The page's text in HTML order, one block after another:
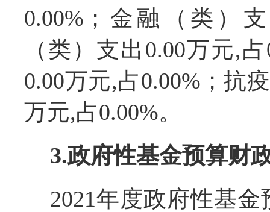
0.00%；金融（类）
（类）支出0.00万元,
0.00万元,占0.00%；抗
万元,占0.00%。
3.政府性基金预算财
2021年度政府性基